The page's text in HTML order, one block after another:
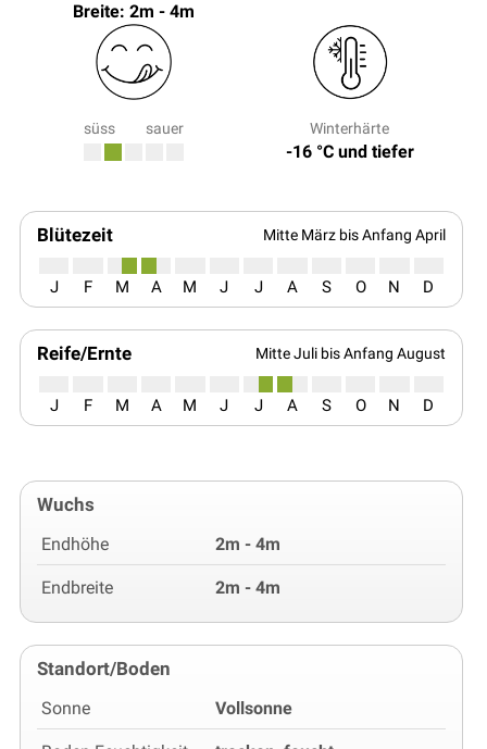
Breite: 2m - 4m
süss sauer Winterhärte
-16 °C und tiefer
Blütezeit Mitte März bis Anfang April
J F M A M J J A S O N D
Reife/Ernte Mitte Juli bis Anfang August
J F M A M J J A S O N D
Wuchs
Endhöhe 2m - 4m
Endbreite 2m - 4m
Standort/Boden
Sonne Vollsonne